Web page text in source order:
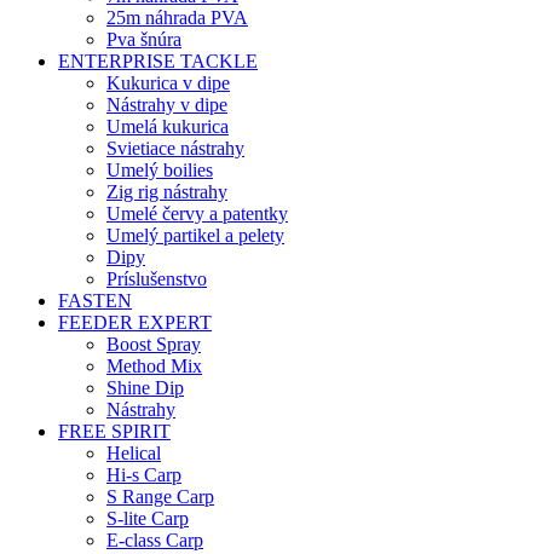
25m náhrada PVA
Pva šnúra
ENTERPRISE TACKLE
Kukurica v dipe
Nástrahy v dipe
Umelá kukurica
Svietiace nástrahy
Umelý boilies
Zig rig nástrahy
Umelé červy a patentky
Umelý partikel a pelety
Dipy
Príslušenstvo
FASTEN
FEEDER EXPERT
Boost Spray
Method Mix
Shine Dip
Nástrahy
FREE SPIRIT
Helical
Hi-s Carp
S Range Carp
S-lite Carp
E-class Carp